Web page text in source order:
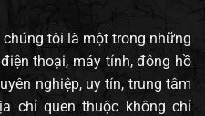
tôi là một trong những
thoại, máy tính, đông hồ
nghiệp, uy tín, trung tâm
chỉ quen thuộc không chỉ